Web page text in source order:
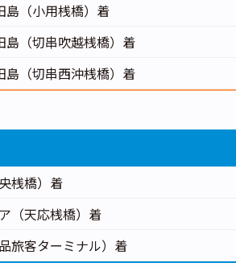
島（小用桟橋）着
島（切串吹越桟橋）着
島（切串西沖桟橋）着
桟橋）着
（天応桟橋）着
旅客ターミナル）着